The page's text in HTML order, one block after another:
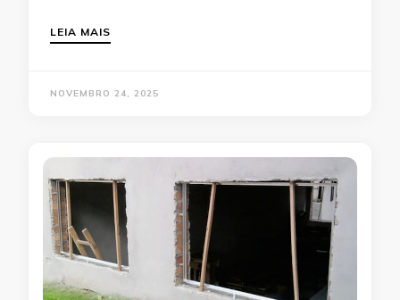
LEIA MAIS
NOVEMBRO 24, 2025